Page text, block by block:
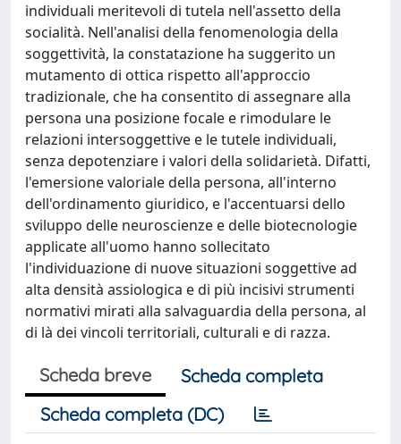
individuali meritevoli di tutela nell'assetto della
socialità. Nell'analisi della fenomenologia della
soggettività, la constatazione ha suggerito un
mutamento di ottica rispetto all'approccio
tradizionale, che ha consentito di assegnare alla
persona una posizione focale e rimodulare le
relazioni intersoggettive e le tutele individuali,
senza depotenziare i valori della solidarietà. Difatti,
l'emersione valoriale della persona, all'interno
dell'ordinamento giuridico, e l'accentuarsi dello
sviluppo delle neuroscienze e delle biotecnologie
applicate all'uomo hanno sollecitato
l'individuazione di nuove situazioni soggettive ad
alta densità assiologica e di più incisivi strumenti
normativi mirati alla salvaguardia della persona, al
di là dei vincoli territoriali, culturali e di razza.
Scheda breve
Scheda completa
Scheda completa (DC)